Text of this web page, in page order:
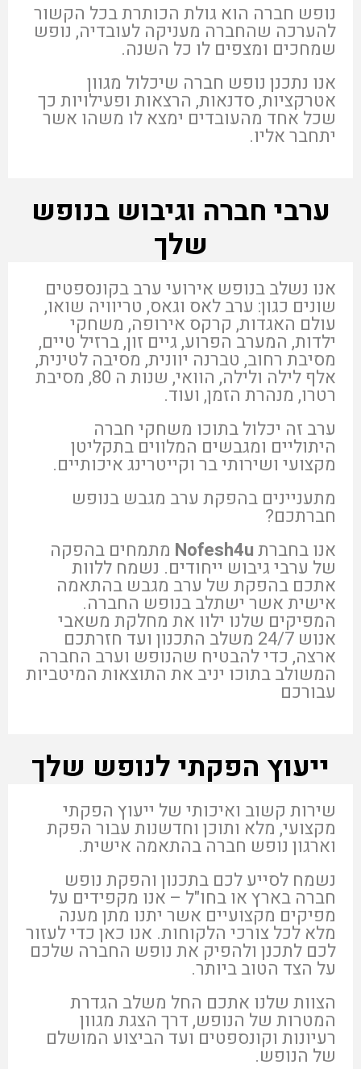
נופש חברה הוא גולת הכותרת בכל הקשור
להערכה שהחברה מעניקה לעובדיה, נופש
שמחכים ומצפים לו כל השנה.
אנו נתכנן נופש חברה שיכלול מגוון
אטרקציות, סדנאות, הרצאות ופעילויות כך
שכל אחד מהעובדים ימצא לו משהו אשר
יתחבר אליו.
ערבי חברה וגיבוש בנופש
שלך
אנו נשלב בנופש אירועי ערב בקונספטים
שונים כגון: ערב לאס וגאס, טריוויה שואו,
עולם האגדות, קרקס אירופה, משחקי
ילדות, המערב הפרוע, גיים זון, ברזיל טיים,
מסיבת רחוב, טברנה יוונית, מסיבה לטינית,
אלף לילה ולילה, הוואי, שנות ה 80, מסיבת
רטרו, מנהרת הזמן, ועוד.
ערב זה יכלול בתוכו משחקי חברה
היתוליים ומגבשים המלווים בתקליטן
מקצועי ושירותי בר וקייטרינג איכותיים.
מתעניינים בהפקת ערב מגבש בנופש
חברתכם?
אנו בחברתNofesh4u מתמחים בהפקה
של ערבי גיבוש ייחודים. נשמח ללוות
אתכם בהפקת של ערב מגבש בהתאמה
אישית אשר ישתלב בנופש החברה.
המפיקים שלנו ילוו את מחלקת משאבי
אנוש 24/7 משלב התכנון ועד חזרתכם
ארצה, כדי להבטיח שהנופש וערב החברה
המשולב בתוכו יניב את התוצאות המיטביות
עבורכם
ייעוץ הפקתי לנופש שלך
שירות קשוב ואיכותי של ייעוץ הפקתי
מקצועי, מלא ותוכן וחדשנות עבור הפקת
וארגון נופש חברה בהתאמה אישית.
נשמח לסייע לכם בתכנון והפקת נופש
חברה בארץ או בחו"ל – אנו מקפידים על
מפיקים מקצועיים אשר יתנו מתן מענה
מלא לכל צורכי הלקוחות. אנו כאן כדי לעזור
לכם לתכנן ולהפיק את נופש החברה שלכם
על הצד הטוב ביותר.
הצוות שלנו אתכם החל משלב הגדרת
המטרות של הנופש, דרך הצגת מגוון
רעיונות וקונספטים ועד הביצוע המושלם
של הנופש.